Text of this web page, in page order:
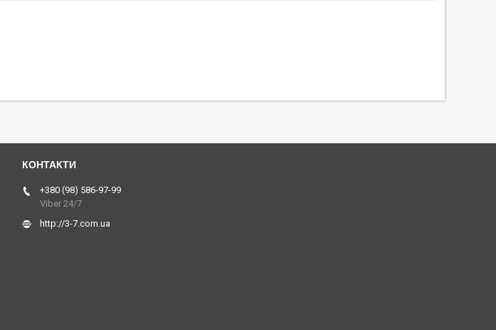
+380 (98) 586-97-99
Viber 24/7
http://3-7.com.ua